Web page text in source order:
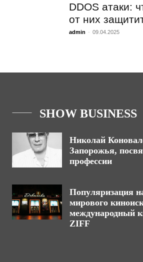
DDOS атаки:
от них
admin - 09.04.2025
SHOW BUSINESS
Николай
Запорожья,
профессии
Популяризация
мирового
международный
ZIFF